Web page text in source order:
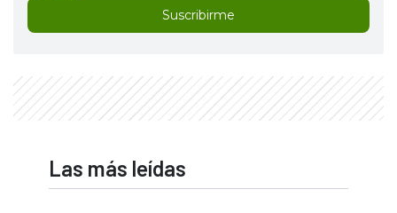
Suscribirme
Las más leídas